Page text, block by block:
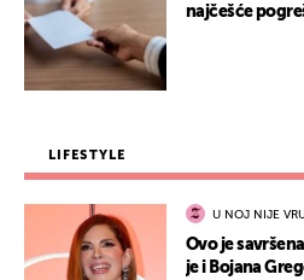
najčešće
LIFESTYLE
U NOJ NIJE
Ovo je
je i Bojana